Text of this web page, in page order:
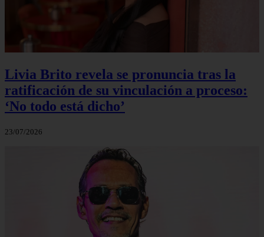
Livia Brito revela se pronuncia tras la
ratificación de su vinculación a proceso:
‘No todo está dicho’
23/07/2026